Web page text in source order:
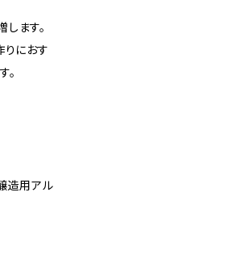
ます。
りにおす
。
造用アル